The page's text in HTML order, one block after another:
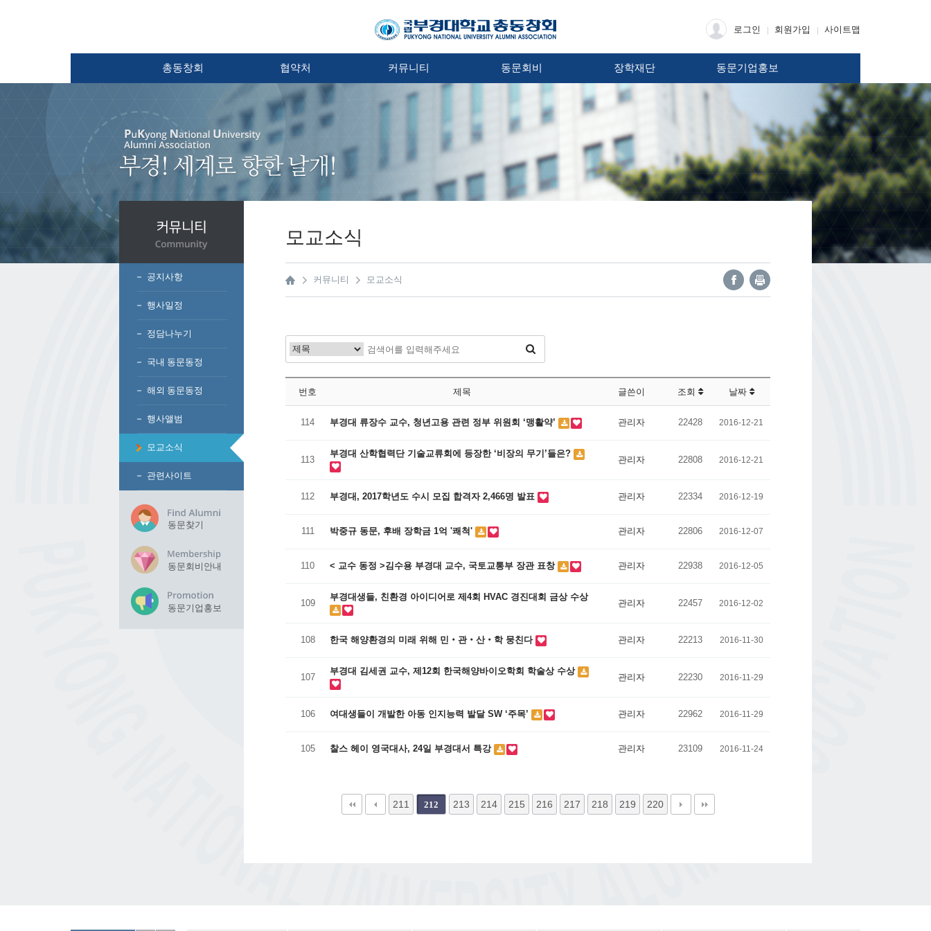
로그인 회원가입 사이트맵
총동창회 협약처 커뮤니티 동문회비 장학재단 동문기업홍보
공지사항
행사일정
정담나누기
국내 동문동정
해외 동문동정
행사앨범
모교소식
관련사이트
동문찾기
동문회비안내
동문기업홍보
모교소식
커뮤니티 모교소식
번호 제목 글쓴이 조회 날짜
114 부경대 류장수 교수, 청년고용 관련 정부 위원회 ‘맹활약’ 관리자 22428 2016-12-21
113
부경대 산학협력단 기술교류회에 등장한 ‘비장의 무기’들은?
관리자 22808 2016-12-21
112 부경대, 2017학년도 수시 모집 합격자 2,466명 발표 관리자 22334 2016-12-19
111 박중규 동문, 후배 장학금 1억 '쾌척' 관리자 22806 2016-12-07
110 < 교수 동정 >김수용 부경대 교수, 국토교통부 장관 표창 관리자 22938 2016-12-05
109
부경대생들, 친환경 아이디어로 제4회 HVAC 경진대회 금상 수상
관리자 22457 2016-12-02
108 한국 해양환경의 미래 위해 민‧관‧산‧학 뭉친다 관리자 22213 2016-11-30
107
부경대 김세권 교수, 제12회 한국해양바이오학회 학술상 수상
관리자 22230 2016-11-29
106 여대생들이 개발한 아동 인지능력 발달 SW ‘주목’ 관리자 22962 2016-11-29
105 찰스 헤이 영국대사, 24일 부경대서 특강 관리자 23109 2016-11-24
211 212 213 214 215 216 217 218 219 220
맨끝